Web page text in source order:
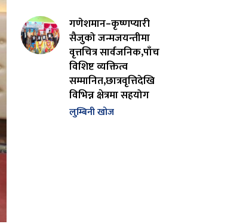
गणेशमान–कृष्णप्यारी
सैजुको जन्मजयन्तीमा
वृत्तचित्र सार्वजनिक,पाँच
विशिष्ट व्यक्तित्व
सम्मानित,छात्रवृत्तिदेखि
विभिन्न क्षेत्रमा सहयोग
लुम्बिनी खोज